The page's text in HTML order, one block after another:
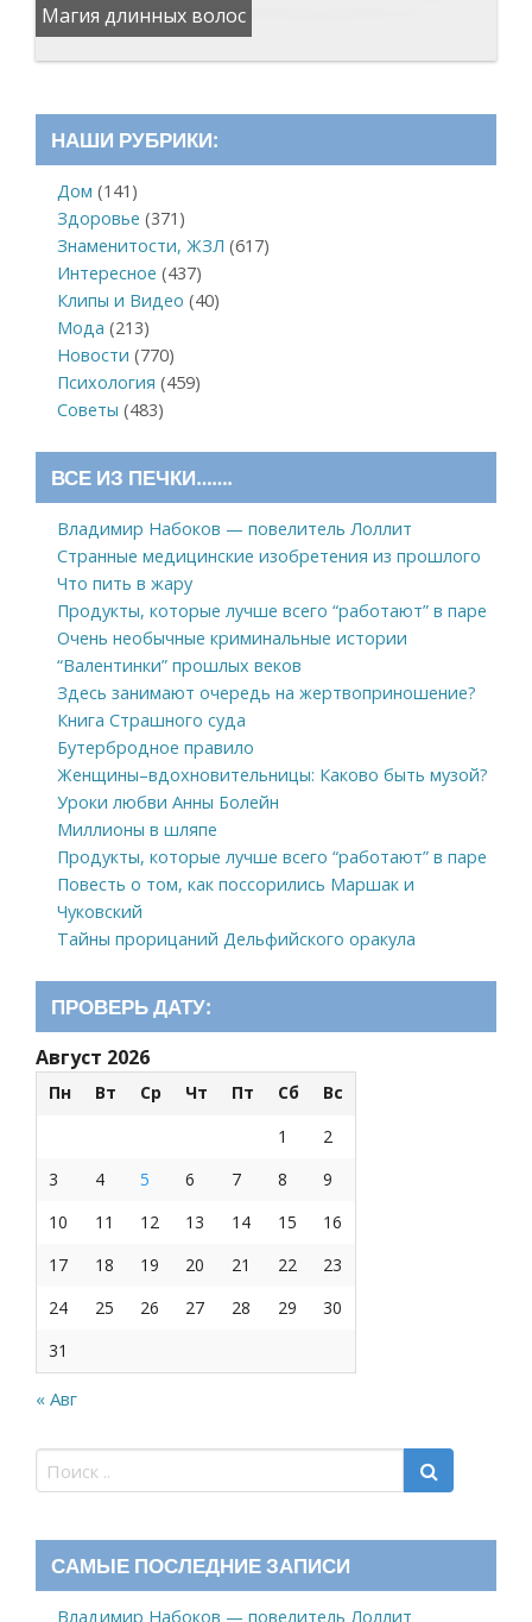
Магия длинных волос
НАШИ РУБРИКИ:
Дом (141)
Здоровье (371)
Знаменитости, ЖЗЛ (617)
Интересное (437)
Клипы и Видео (40)
Мода (213)
Новости (770)
Психология (459)
Советы (483)
ВСЕ ИЗ ПЕЧКИ…….
Владимир Набоков — повелитель Лоллит
Странные медицинские изобретения из прошлого
Что пить в жару
Продукты, которые лучше всего “работают” в паре
Очень необычные криминальные истории
“Валентинки” прошлых веков
Здесь занимают очередь на жертвоприношение?
Книга Страшного суда
Бутербродное правило
Женщины–вдохновительницы: Каково быть музой?
Уроки любви Анны Болейн
Миллионы в шляпе
Продукты, которые лучше всего “работают” в паре
Повесть о том, как поссорились Маршак и
Чуковский
Тайны прорицаний Дельфийского оракула
ПРОВЕРЬ ДАТУ:
Август 2026
Пн Вт Ср Чт Пт Сб
Вс
1
2
3
4 5 6 7 8
9
10
11 12 13 14 15
16
17
18 19 20 21 22
23
24
25 26 27 28 29
30
31
« Авг
САМЫЕ ПОСЛЕДНИЕ ЗАПИСИ
Владимир Набоков — повелитель Лоллит